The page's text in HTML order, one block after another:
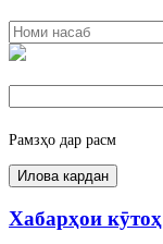
Рамзҳо дар расм
Хабарҳои кӯтоҳ